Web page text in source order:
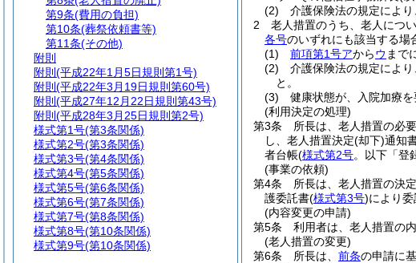
(2)
介護保険法の規定によ
2
老人措置のうち、老人につ
各号のいずれにも該当する場
(1)
前項第1号アからウ まで
(2)
介護保険法の規定によ
と。
(3)
健康状態が、入院加療
(利用決定の処理)
第3条
所長は、老人措置の必
し、老人措置決定(却下)通知
者台帳(様式第2号。以下「登
(事業の依頼)
第4条
所長は、老人措置の決
護委託書(様式第3号)により委
(内容変更の申請)
第5条
利用者は、老人措置の
(老人措置の変更)
第6条
所長は、 前条の申請に
第9条(費用の負担)
第10条(葬祭依頼書等)
第11条(その他)
附則
附則 (平成22年1月5日規則第1号)
附則 (平成22年3月19日規則第60号)
附則 (平成27年12月22日規則第43号)
附則 (平成28年3月25日規則第2号)
様式第1号(第3条関係)
様式第2号(第3条関係)
様式第3号(第4条関係)
様式第4号(第5条関係)
様式第5号(第6条関係)
様式第6号(第7条関係)
様式第7号(第8条関係)
様式第8号(第10条関係)
様式第9号(第10条関係)